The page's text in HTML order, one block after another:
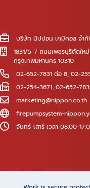
บริษัท นิปปอน เคมิคอล จำ
1831/5-7 ถนนเพชรบุรีตัดให
กรุงเทพมหานคร 10310
02-652-7831 ต่อ 8, 02-
02-254-3671, 02-652-
marketing@nippon.co.th
firepumpsystem-
จันทร์-เสาร์ เวลา 08:00-